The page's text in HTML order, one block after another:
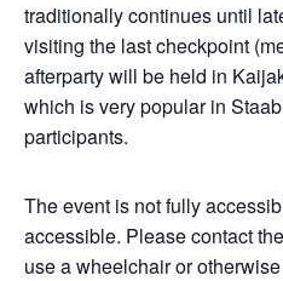
traditionally continues until
visiting the last checkpoint
afterparty will be held in
which is very popular in
participants.
The event is not fully
accessible. Please contact
use a wheelchair or